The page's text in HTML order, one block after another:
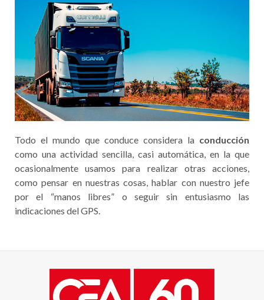
Todo el mundo que conduce considera la conducción
como una actividad sencilla, casi automática, en la que
ocasionalmente usamos para realizar otras acciones,
como pensar en nuestras cosas, hablar con nuestro jefe
por el “manos libres” o seguir sin entusiasmo las
indicaciones del GPS.